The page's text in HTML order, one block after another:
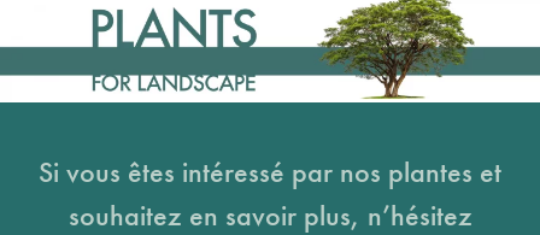
Si vous êtes intéressé par nos plantes et
souhaitez en savoir plus, n’hésitez